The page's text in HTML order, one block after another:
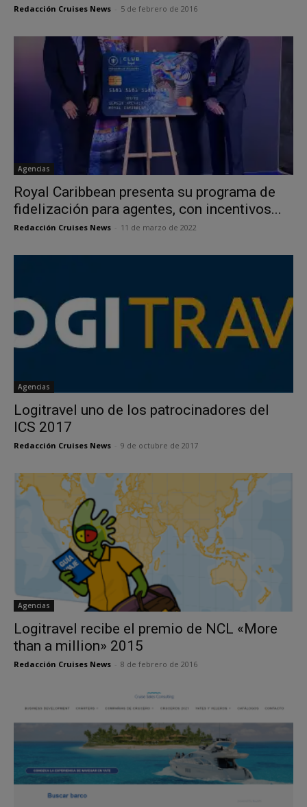
Redacción Cruises News 5 de febrero de 2016
Agencias
Royal Caribbean presenta su programa de
fidelización para agentes, con incentivos...
Redacción Cruises News 11 de marzo de 2022
Agencias
Logitravel uno de los patrocinadores del
ICS 2017
Redacción Cruises News 9 de octubre de 2017
Agencias
Logitravel recibe el premio de NCL «More
than a million» 2015
Redacción Cruises News 8 de febrero de 2016